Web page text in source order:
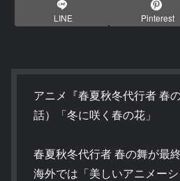
LINE Pinterest
アニメ『春夏秋冬代行者 春
話）「冬に咲く春の花」
春夏秋冬代行者 春の舞が最
海外では「美しいアニメー